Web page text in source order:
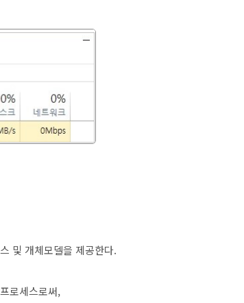
및 개체모델을 제공한다.
로세스로써,